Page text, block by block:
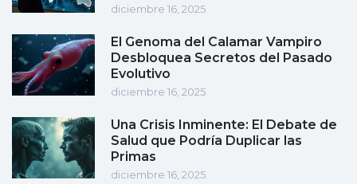
diciembre 16, 2025
El Genoma del Calamar Vampiro
Desbloquea Secretos del Pasado
Evolutivo
diciembre 16, 2025
Una Crisis Inminente: El Debate de
Salud que Podría Duplicar las
Primas
diciembre 16, 2025